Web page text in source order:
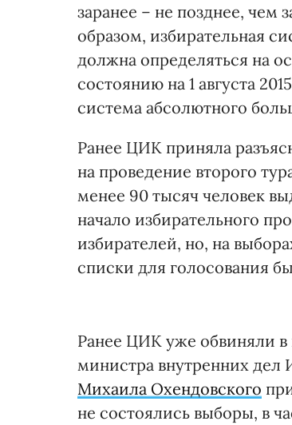
заранее – не позднее, чем
образом, избирательная
должна определяться на
состоянию на 1 августа
система абсолютного
Ранее ЦИК приняла
на проведение второго
менее 90 тысяч человек
начало избирательного
избирателей, но, на
списки для голосования
Ранее ЦИК уже обвиняли в
министра внутренних дел
Михаила Охендовского
не состоялись выборы, в